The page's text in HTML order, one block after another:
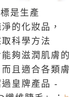
是生產
的化妝品，
科學方法
夠滋潤肌膚
且適合各類
皇牌產品 -